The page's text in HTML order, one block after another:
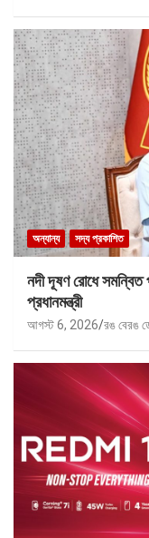
অন্যান্য সদ্য প্রকাশিত
নদী দূষণ রোধে
প্রধানমন্ত্রী
আগস্ট 6, 2026 রঙ বেরঙ